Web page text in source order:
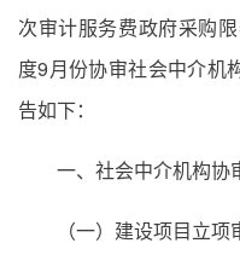
次审计服务费政府采购
度9月份协审社会中介机
告如下：
一、社会中介机构协
（一）建设项目立项